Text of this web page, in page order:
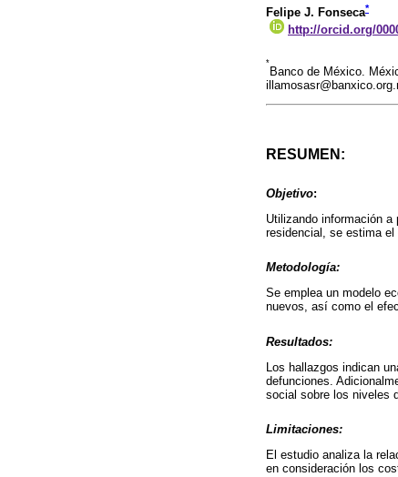
Felipe J. Fonseca*
http://orcid.org/
*
Banco de México.
RESUMEN:
Objetivo:
Utilizando información
residencial, se estima
Metodología:
Se emplea un modelo
nuevos, así como el
Resultados:
Los hallazgos indican
defunciones.
social sobre los niveles
Limitaciones:
El estudio analiza la
en consideración los